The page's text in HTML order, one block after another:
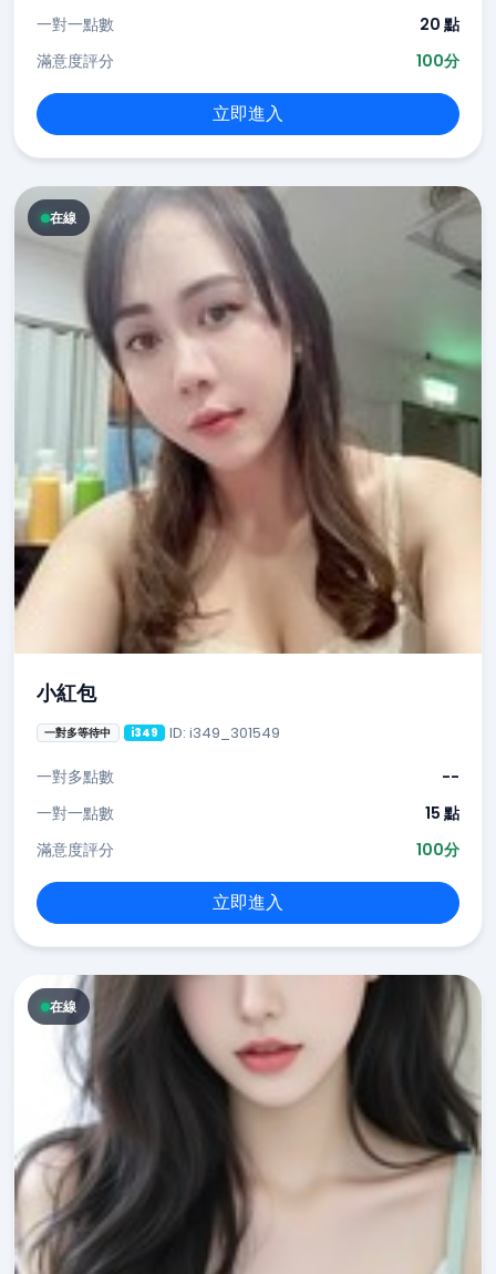
一對一點數
20 點
滿意度評分
100分
立即進入
在線
小紅包
一對多等待中 i349 ID: i349_301549
一對多點數
--
一對一點數
15 點
滿意度評分
100分
立即進入
在線